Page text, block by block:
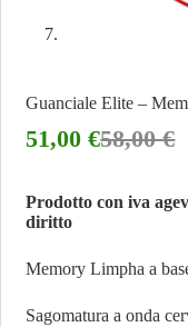
Guanciale Elite –
58,00€
51,00€
Prodotto con iva
diritto
Memory Limpha a
Sagomatura a onda